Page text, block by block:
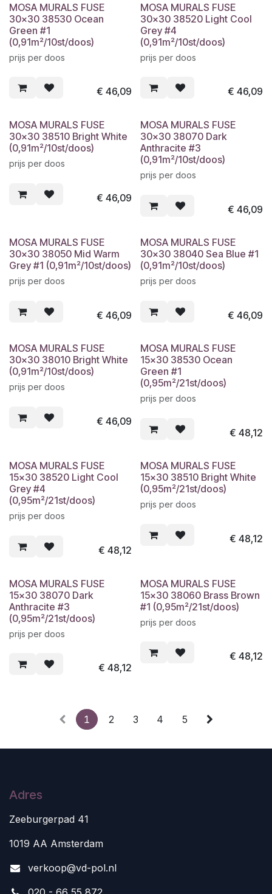
MOSA MURALS FUSE
30x30 38530 Ocean
Green #1
(0,91m²/10st/doos)
prijs per doos
€ 46,09
MOSA MURALS FUSE
30x30 38520 Light Cool
Grey #4
(0,91m²/10st/doos)
prijs per doos
€ 46,09
MOSA MURALS FUSE
30x30 38510 Bright White
(0,91m²/10st/doos)
prijs per doos
€ 46,09
MOSA MURALS FUSE
30x30 38070 Dark
Anthracite #3
(0,91m²/10st/doos)
prijs per doos
€ 46,09
MOSA MURALS FUSE
30x30 38050 Mid Warm
Grey #1 (0,91m²/10st/doos)
prijs per doos
€ 46,09
MOSA MURALS FUSE
30x30 38040 Sea Blue #1
(0,91m²/10st/doos)
prijs per doos
€ 46,09
MOSA MURALS FUSE
30x30 38010 Bright White
(0,91m²/10st/doos)
prijs per doos
€ 46,09
MOSA MURALS FUSE
15x30 38530 Ocean
Green #1
(0,95m²/21st/doos)
prijs per doos
€ 48,12
MOSA MURALS FUSE
15x30 38520 Light Cool
Grey #4
(0,95m²/21st/doos)
prijs per doos
€ 48,12
MOSA MURALS FUSE
15x30 38510 Bright White
(0,95m²/21st/doos)
prijs per doos
€ 48,12
MOSA MURALS FUSE
15x30 38070 Dark
Anthracite #3
(0,95m²/21st/doos)
prijs per doos
€ 48,12
MOSA MURALS FUSE
15x30 38060 Brass Brown
#1 (0,95m²/21st/doos)
prijs per doos
€ 48,12
1 2 3 4 5
Adres
Zeeburgerpad 41
1019 AA Amsterdam
verkoop@vd-pol.nl